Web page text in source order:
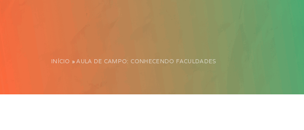
INÍCIO »AULA DE CAMPO: CONHECENDO FACULDADES